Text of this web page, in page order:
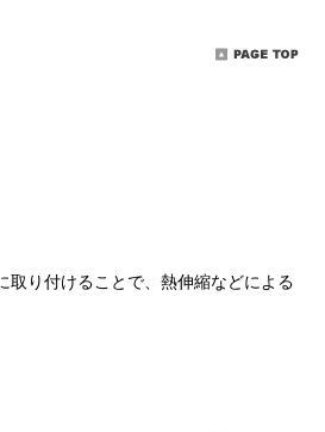
り付けることで、熱伸縮などによる